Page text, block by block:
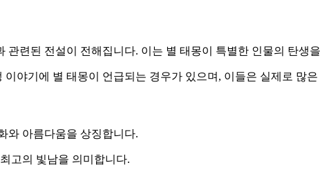
관련된 전설이 전해집니다. 이는 별 태몽이 특별한 인물의 탄생
야기에 별 태몽이 언급되는 경우가 있으며, 이들은 실제로 많
와 아름다움을 상징합니다.
고의 빛남을 의미합니다.